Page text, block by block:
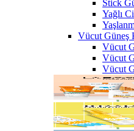
Stick
Yağlı
Vücut Güneş
Vücut
Vücut
Vücut